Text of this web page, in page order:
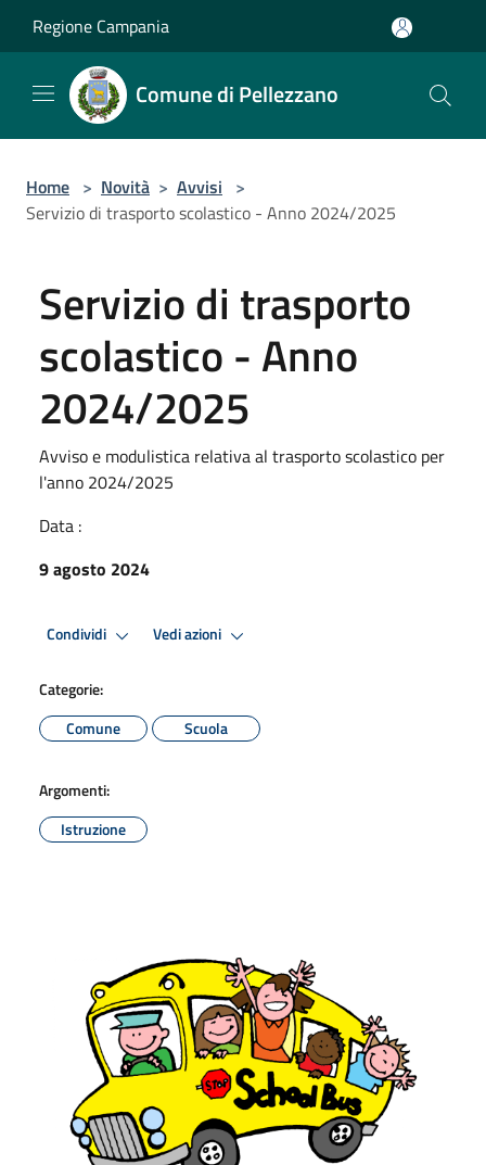
Regione Campania
Comune di Pellezzano
Home > Novità > Avvisi >
Servizio di trasporto scolastico - Anno 2024/2025
Servizio di trasporto
scolastico - Anno
2024/2025
Avviso e modulistica relativa al trasporto scolastico per
l'anno 2024/2025
Data :
9 agosto 2024
Condividi Vedi azioni
Categorie:
Comune
Scuola
Argomenti:
Istruzione